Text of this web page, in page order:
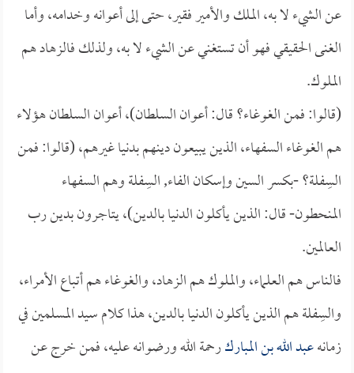
عن الشيء لا به، الملك والأمير فقير، حتى إلى أعوانه وخدامه، وأما
الغنى الحقيقي فهو أن تستغني عن الشيء لا به، ولذلك فالزهاد هم
الملوك.
(قالوا: فمن الغوغاء؟ قال: أعوان السلطان)، أعوان السلطان هؤلاء
هم الغوغاء السفهاء، الذين يبيعون دينهم بدنيا غيرهم، (قالوا: فمن
السِفلة؟ -بكسر السين وإسكان الفاء, السِفلة وهم السفهاء
المنحطون- قال: الذين يأكلون الدنيا بالدين)، يتاجرون بدين رب
العالمين.
فالناس هم العلماء، والملوك هم الزهاد، والغوغاء هم أتباع الأمراء،
والسِفلة هم الذين يأكلون الدنيا بالدين، هذا كلام سيد المسلمين في
زمانهعبد الله بن المباركرحمة الله ورضوانه عليه، فمن خرج عن